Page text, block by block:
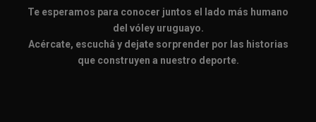
Te esperamos para conocer juntos el lado más humano
del vóley uruguayo.
Acércate, escuchá y dejate sorprender por las historias
que construyen a nuestro deporte.